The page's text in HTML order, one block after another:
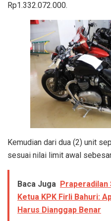
Rp1.332.072.000.
Kemudian dari dua (2) unit
sesuai nilai limit awal
Baca Juga Praperadilan
Ketua KPK Firli Bahuri:
Harus Dianggap Benar